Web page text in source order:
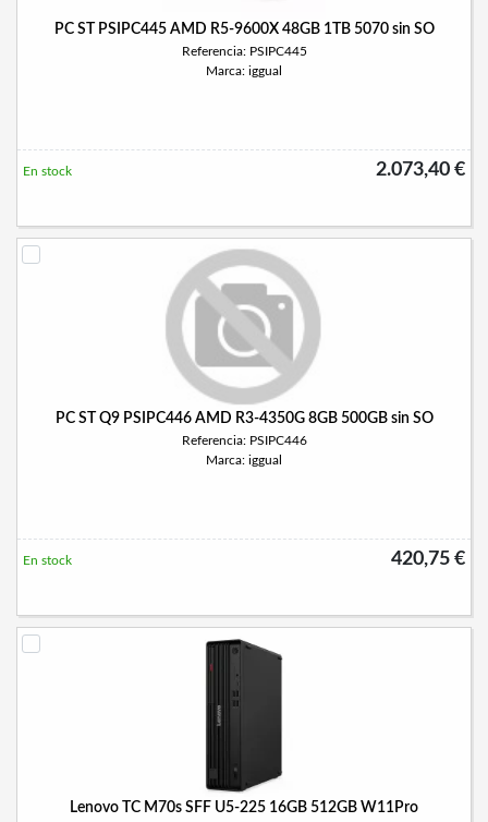
PC ST PSIPC445 AMD R5-9600X 48GB 1TB 5070 sin SO
Referencia: PSIPC445
Marca: iggual
2.073,40 €
En stock
PC ST Q9 PSIPC446 AMD R3-4350G 8GB 500GB sin SO
Referencia: PSIPC446
Marca: iggual
420,75 €
En stock
Lenovo TC M70s SFF U5-225 16GB 512GB W11Pro